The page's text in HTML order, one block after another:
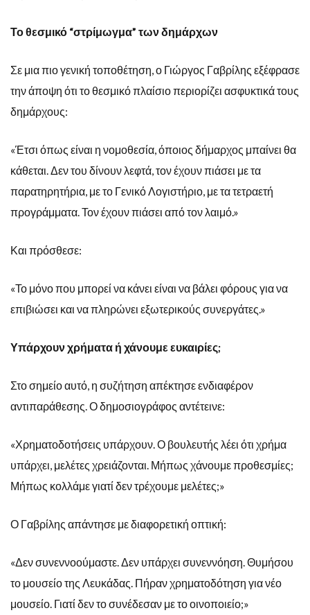
Το θεσμικό “στρίμωγμα” των δημάρχων
Σε μια πιο γενική τοποθέτηση, ο Γιώργος Γαβρίλης εξέφρασε
την άποψη ότι το θεσμικό πλαίσιο περιορίζει ασφυκτικά τους
δημάρχους:
«Έτσι όπως είναι η νομοθεσία, όποιος δήμαρχος μπαίνει θα
κάθεται. Δεν του δίνουν λεφτά, τον έχουν πιάσει με τα
παρατηρητήρια, με το Γενικό Λογιστήριο, με τα τετραετή
προγράμματα. Τον έχουν πιάσει από τον λαιμό.»
Και πρόσθεσε:
«Το μόνο που μπορεί να κάνει είναι να βάλει φόρους για να
επιβιώσει και να πληρώνει εξωτερικούς συνεργάτες.»
Υπάρχουν χρήματα ή χάνουμε ευκαιρίες;
Στο σημείο αυτό, η συζήτηση απέκτησε ενδιαφέρον
αντιπαράθεσης. Ο δημοσιογράφος αντέτεινε:
«Χρηματοδοτήσεις υπάρχουν. Ο βουλευτής λέει ότι χρήμα
υπάρχει, μελέτες χρειάζονται. Μήπως χάνουμε προθεσμίες;
Μήπως κολλάμε γιατί δεν τρέχουμε μελέτες;»
Ο Γαβρίλης απάντησε με διαφορετική οπτική:
«Δεν συνεννοούμαστε. Δεν υπάρχει συνεννόηση. Θυμήσου
το μουσείο της Λευκάδας. Πήραν χρηματοδότηση για νέο
μουσείο. Γιατί δεν το συνέδεσαν με το οινοποιείο;»